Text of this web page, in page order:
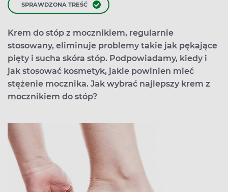
SPRAWDZONA TREŚĆ
Krem do stóp z mocznikiem, regularnie
stosowany, eliminuje problemy takie jak pękające
pięty i sucha skóra stóp. Podpowiadamy, kiedy i
jak stosować kosmetyk, jakie powinien mieć
stężenie mocznika. Jak wybrać najlepszy krem z
mocznikiem do stóp?